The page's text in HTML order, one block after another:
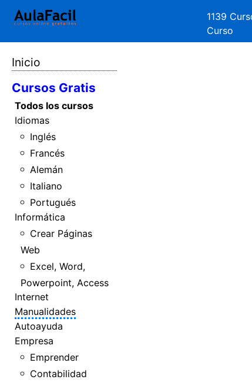
1139
Curso
Inicio
Cursos Gratis
Todos los cursos
Idiomas
Inglés
Francés
Alemán
Italiano
Portugués
Informática
Crear Páginas
Web
Excel, Word,
Powerpoint, Access
Internet
Manualidades
Autoayuda
Empresa
Emprender
Contabilidad